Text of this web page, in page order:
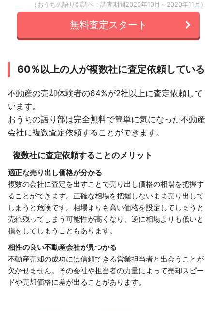
（おうちの語り部調べ：調査期間2020年10月～2020年11月）
無料査定スタート
60％以上の人が複数社に査定依頼している
不動産の売却体験者の64%が2社以上に査定依頼して
います。
おうちの語り部は完全無料で簡単に気になった不動産
会社に複数査定依頼することができます。
複数社に査定依頼することのメリット
適正な売り出し価格が分かる
複数の会社に査定を出すことで売り出し価格の相場を把握す
ることができます。正確な相場を把握しないまま売り出して
しまうと危険です。相場よりも高い価格を設定してしまうと
売れ残ってしまう可能性が高くなり、逆に相場よりも低いと
損をしてしまうこともあります。
相性の良い不動産会社が見つかる
不動産売却の成功には信頼できる営業担当者と出会うことが
欠かせません。その会社や担当者の力量によって売却スピー
ドや売却価格に差が出ることがあります。